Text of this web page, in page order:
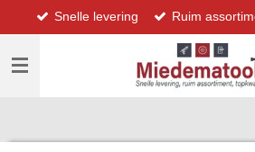
direct
naar
hoofdinhoud
Snelle levering Ruim